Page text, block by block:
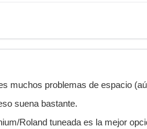
muchos problemas de espacio
suena bastante.
Roland tuneada es la mejor